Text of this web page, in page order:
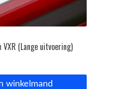
(Lange uitvoering)
winkelmand